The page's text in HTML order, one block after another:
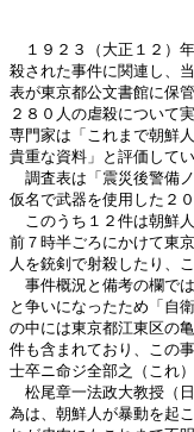
毎日新聞ニュ
１９２３（大正１２）
殺された事件に関連し、
表が東京都公文書館に保
２８０人の虐殺について
専門家は「これまで朝鮮
貴重な資料」と評価してい
調査表は「震災後警備
仮名で武器を使用した２
このうち１２件は朝鮮
前７時半ごろにかけて東
人を銃剣で射殺したり、
事件概況と備考の欄で
と争いになったため「自
の中には東京都江東区の
件も含まれており、この
士卒ニ命ジ全部之（これ
松尾章一法政大教授（
為は、朝鮮人が暴動を起